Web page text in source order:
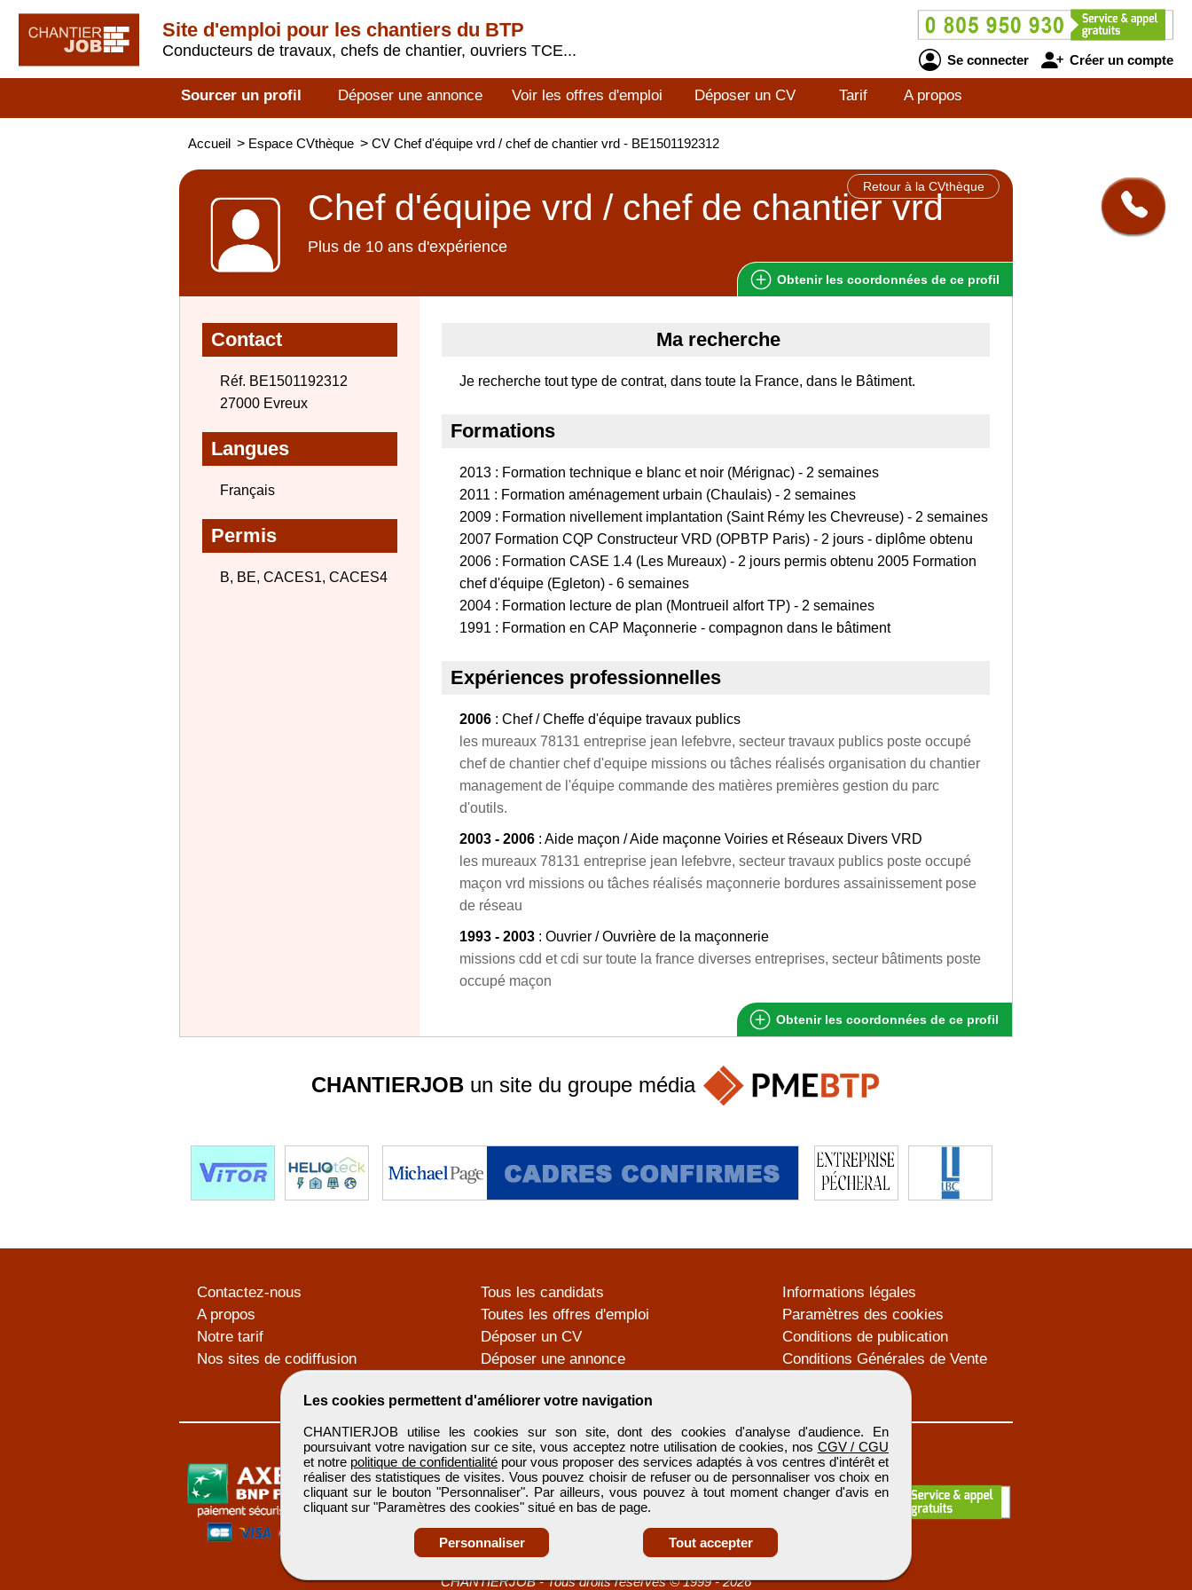
Site d'emploi pour les chantiers du BTP
Conducteurs de travaux, chefs de chantier, ouvriers TCE...
Se connecter Créer un compte
Sourcer un profil Déposer une annonce Voir les offres d'emploi Déposer un CV Tarif A propos
Accueil > Espace CVthèque > CV Chef d'équipe vrd / chef de chantier vrd - BE1501192312
Retour à la CVthèque
Chef d'équipe vrd / chef de chantier vrd
Plus de 10 ans d'expérience
Obtenir les coordonnées de ce profil
Contact
Réf. BE1501192312
27000 Evreux
Langues
Français
Permis
B, BE, CACES1, CACES4
Ma recherche
Je recherche tout type de contrat, dans toute la France, dans le Bâtiment.
Formations
2013 : Formation technique e blanc et noir (Mérignac) - 2 semaines
2011 : Formation aménagement urbain (Chaulais) - 2 semaines
2009 : Formation nivellement implantation (Saint Rémy les Chevreuse) - 2 semaines
2007 Formation CQP Constructeur VRD (OPBTP Paris) - 2 jours - diplôme obtenu
2006 : Formation CASE 1.4 (Les Mureaux) - 2 jours permis obtenu 2005 Formation
chef d'équipe (Egleton) - 6 semaines
2004 : Formation lecture de plan (Montrueil alfort TP) - 2 semaines
1991 : Formation en CAP Maçonnerie - compagnon dans le bâtiment
Expériences professionnelles
2006 : Chef / Cheffe d'équipe travaux publics
les mureaux 78131 entreprise jean lefebvre, secteur travaux publics poste occupé
chef de chantier chef d'equipe missions ou tâches réalisés organisation du chantier
management de l'équipe commande des matières premières gestion du parc
d'outils.
2003 - 2006 : Aide maçon / Aide maçonne Voiries et Réseaux Divers VRD
les mureaux 78131 entreprise jean lefebvre, secteur travaux publics poste occupé
maçon vrd missions ou tâches réalisés maçonnerie bordures assainissement pose
de réseau
1993 - 2003 : Ouvrier / Ouvrière de la maçonnerie
missions cdd et cdi sur toute la france diverses entreprises, secteur bâtiments poste
occupé maçon
Obtenir les coordonnées de ce profil
Les cookies permettent d'améliorer votre navigation
CHANTIERJOB utilise les cookies sur son site, dont des cookies d'analyse d'audience. En
poursuivant votre navigation sur ce site, vous acceptez notre utilisation de cookies, nos CGV / CGU
et notre politique de confidentialitépour vous proposer des services adaptés à vos centres d'intérêt et
réaliser des statistiques de visites. Vous pouvez choisir de refuser ou de personnaliser vos choix en
cliquant sur le bouton "Personnaliser". Par ailleurs, vous pouvez à tout moment changer d'avis en
cliquant sur "Paramètres des cookies" situé en bas de page.
Personnaliser Tout accepter
CHANTIERJOBun site du groupe média
Contactez-nous
A propos
Notre tarif
Nos sites de codiffusion
Tous les candidats
Toutes les offres d'emploi
Déposer un CV
Déposer une annonce
Informations légales
Paramètres des cookies
Conditions de publication
Conditions Générales de Vente
CHANTIERJOB -Tous droits réservés © 1999 - 2026